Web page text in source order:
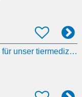
VMTA oder MTLA (m/w/d) für unser tiermedizinisches Labor